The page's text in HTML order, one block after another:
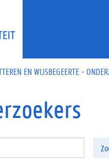
de inhoud gaan
EN WIJSBEGEERTE -